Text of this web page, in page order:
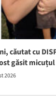
căutat cu
găsit micuțul
2026